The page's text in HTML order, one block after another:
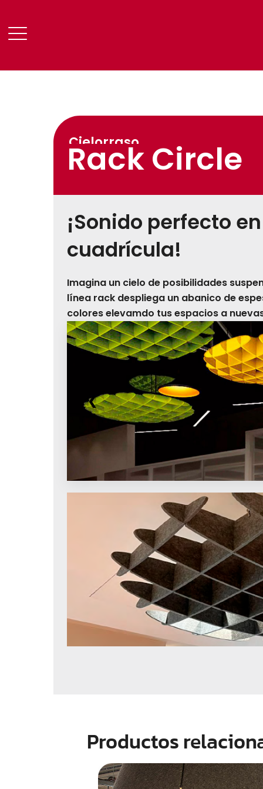
Cielorraso
Rack Circle
¡Sonido perfecto
cuadrícula!
Imagina un cielo de posibilidades
línea rack despliega un abanico de
colores elevamdo tus espacios a
❮
Productos